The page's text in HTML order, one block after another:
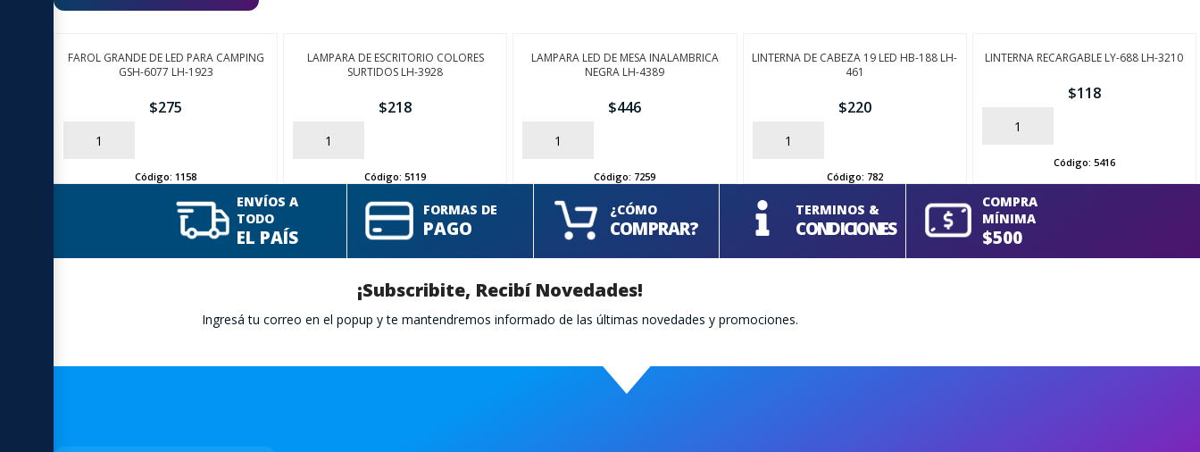
FAROL GRANDE DE LED PARA CAMPING
GSH-6077 LH-1923
$275
AÑADIR
Código:1158
LAMPARA DE ESCRITORIO COLORES
SURTIDOS LH-3928
$218
AÑADIR
Código:5119
LAMPARA LED DE MESA INALAMBRICA
NEGRA LH-4389
$446
AÑADIR
Código: 7259
LINTERNA DE CABEZA 19 LED HB-188 LH-
461
$220
AÑADIR
Código: 782
LINTERNA RECARGABLE LY-688 LH-3210
$118
AÑADIR
Código: 5416
ENVÍOS A
TODO
EL PAÍS
FORMAS DE
PAGO
¿CÓMO
COMPRAR?
TERMINOS &
CONDICIONES
COMPRA
MÍNIMA
$500
¡Subscribite, Recibí Novedades!
Ingresá tu correo en el popup y te mantendremos informado de las últimas novedades y promociones.